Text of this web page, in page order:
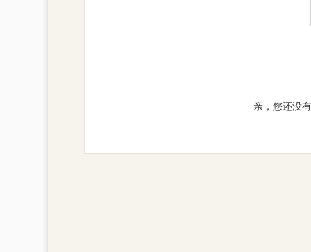
亲，您还没